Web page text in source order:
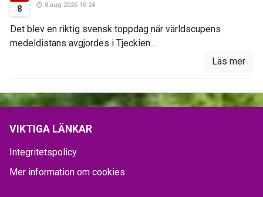
8 8 aug 2026 16:24
Det blev en riktig svensk toppdag när världscupens
medeldistans avgjordes i Tjeckien...
Läs mer
VIKTIGA LÄNKAR
Integritetspolicy
Mer information om cookies